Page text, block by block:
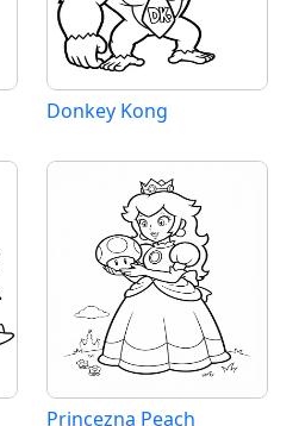
Donkey Kong
Princezna Peach